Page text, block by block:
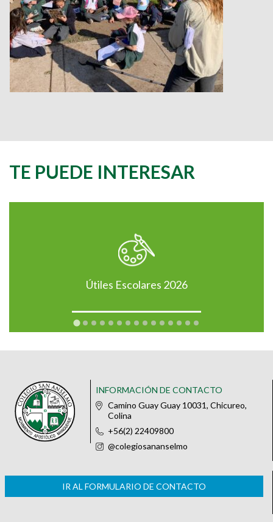
TE PUEDE INTERESAR
Útiles Escolares 2026
INFORMACIÓN DE CONTACTO
Camino Guay Guay 10031, Chicureo,
Colina
+56(2) 22409800
@colegiosananselmo
IR AL FORMULARIO DE CONTACTO